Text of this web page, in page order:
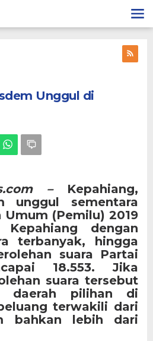
Unggul di
– Kepahiang,
unggul sementara
(Pemilu) 2019
dengan
terbanyak, hingga
suara Partai
18.553. Jika
suara tersebut
daerah pilihan di
terwakili dari
bahkan lebih dari